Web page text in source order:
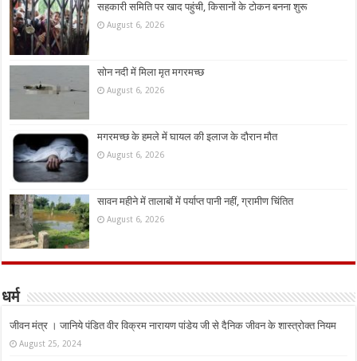
सहकारी समिति पर खाद पहुंची, किसानों के टोकन बनना शुरू
August 6, 2026
सोन नदी में मिला मृत मगरमच्छ
August 6, 2026
मगरमच्छ के हमले में घायल की इलाज के दौरान मौत
August 6, 2026
सावन महीने में तालाबों में पर्याप्त पानी नहीं, ग्रामीण चिंतित
August 6, 2026
धर्म
जीवन मंत्र । जानिये पंडित वीर विक्रम नारायण पांडेय जी से दैनिक जीवन के शास्त्रोक्त नियम
August 25, 2024